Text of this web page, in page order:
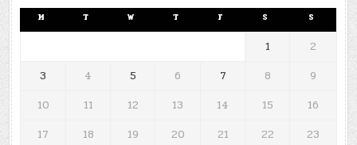
M T W T F S S
1
2
3
4 5 6 7 8
9
10
11 12 13 14 15
16
17
18 19 20 21 22
23